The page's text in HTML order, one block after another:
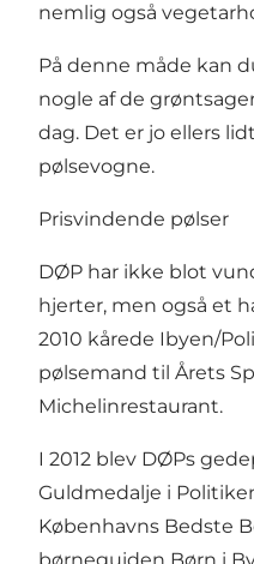
nemlig også
På denne måde kan
nogle af de
dag. Det er jo ellers
pølsevogne.
Prisvindende pølser
DØP har ikke blot
hjerter, men også et
2010 kårede Ibyen/
pølsemand til Årets
Michelinrestaurant.
I 2012 blev DØPs
Guldmedalje i
Københavns Bedste